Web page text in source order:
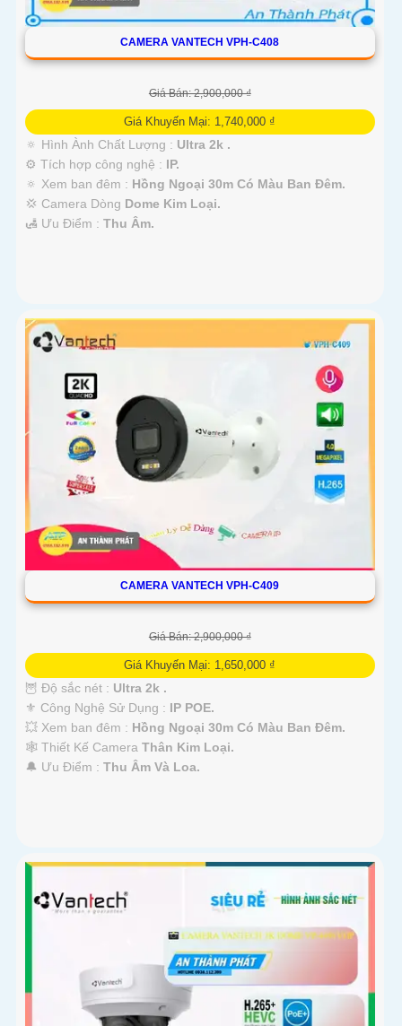
CAMERA VANTECH VPH-C408
Giá Bán: 2,900,000 ₫
Giá Khuyến Mại: 1,740,000 ₫
🔅 Hình Ành Chất Lượng : Ultra 2k .
⚙ Tích hợp công nghệ : IP.
🔅 Xem ban đêm : Hồng Ngoại 30m Có Màu Ban Đêm.
💢 Camera Dòng Dome Kim Loại.
️🛃 Ưu Điểm : Thu Âm.
CAMERA VANTECH VPH-C409
Giá Bán: 2,900,000 ₫
Giá Khuyến Mại: 1,650,000 ₫
🦉 Độ sắc nét : Ultra 2k .
⚜️ Công Nghệ Sử Dụng : IP POE.
💥 Xem ban đêm : Hồng Ngoại 30m Có Màu Ban Đêm.
🕸️ Thiết Kế Camera Thân Kim Loại.
️🔔 Ưu Điểm : Thu Âm Và Loa.